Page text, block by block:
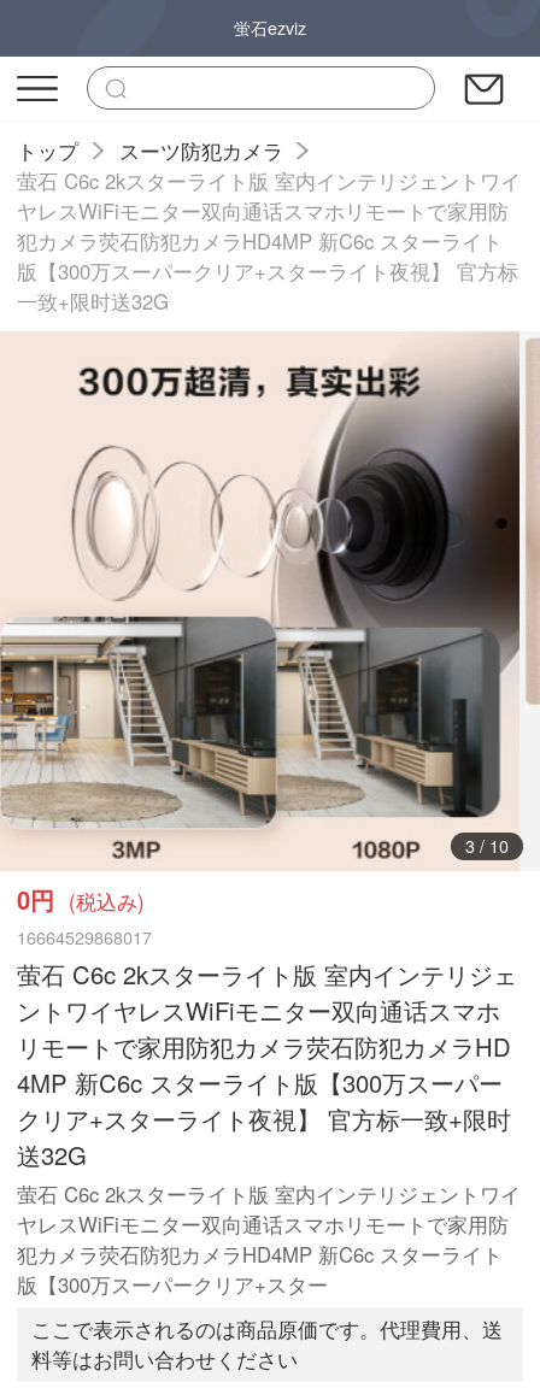
蛍石ezviz
トップ
スーツ防犯カメラ
萤石 C6c 2kスターライト版 室内インテリジェントワイ
ヤレスWiFiモニター双向通话スマホリモートで家用防
犯カメラ荧石防犯カメラHD4MP 新C6c スターライト
版【300万スーパークリア+スターライト夜視】 官方标
一致+限时送32G
3/ 10
0円 (税込み)
16664529868017
萤石 C6c 2kスターライト版 室内インテリジェ
ントワイヤレスWiFiモニター双向通话スマホ
リモートで家用防犯カメラ荧石防犯カメラHD
4MP 新C6c スターライト版【300万スーパー
クリア+スターライト夜視】 官方标一致+限时
送32G
萤石 C6c 2kスターライト版 室内インテリジェントワイ
ヤレスWiFiモニター双向通话スマホリモートで家用防
犯カメラ荧石防犯カメラHD4MP 新C6c スターライト
版【300万スーパークリア+スター
ここで表示されるのは商品原価です。代理費用、送
料等はお問い合わせください